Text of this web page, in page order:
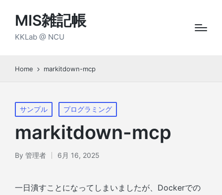
MIS雑記帳
KKLab @ NCU
Home markitdown-mcp
Posted
in
サンプル プログラミング
markitdown-mcp
Posted
By 管理者 6月 16, 2025
一日潰すことになってしまいましたが、Dockerでの